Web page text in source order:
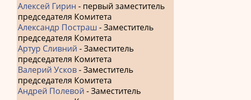
Алексей Гирин - первый заместитель
председателя Комитета
Александр Постраш - Заместитель
председателя Комитета
Артур Сливний - Заместитель
председателя Комитета
Валерий Усков- Заместитель
председателя Комитета
Андрей Полевой - Заместитель